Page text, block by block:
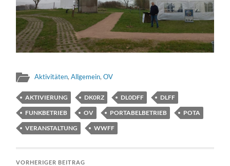
Aktivitäten,Allgemein,OV
AKTIVIERUNG DK0RZ DL0DFF
DLFF
FUNKBETRIEB
OV PORTABELBETRIEB
POTA
VERANSTALTUNG
WWFF
VORHERIGER BEITRAG